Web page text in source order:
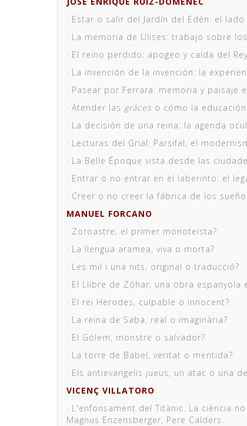
· Estar o salir del Jardín del Edén: el
· La memoria de Ulises: trabajo sobre
· El reino perdido: apogeo y caída del
· La invención de la invención: la
· Pasear por Ferrara: memoria y paisaje
· Atender las grâces o cómo la
· La decisión de una reina: la agenda
· Lecturas del Grial: Parsifal, el
· La Belle Époque vista desde las
· Entrar o no entrar en el laberinto: el
· Creer o no creer la fábrica de los
MANUEL FORCANO
· Zoroastre, el primer monoteista?
· La llengua aramea, viva o morta?
· Les mil i una nits, original o traducció?
· El Llibre de Zóhar, una obra espanyola
· El rei Herodes, culpable o innocent?
· La reina de Saba, real o imaginària?
· El Gólem, monstre o salvador?
· La torre de Babel, veritat o mentida?
· Els antievangelis jueus, un atac o una
VICENÇ VILLATORO
· L'enfonsament del Titànic. La ciència
Magnus Enzensberger, Pere Calders.